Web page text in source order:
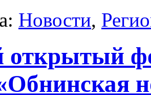
Новости,
открытый